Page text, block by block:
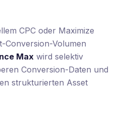
CPC oder Maximize
Conversion-Volumen
Max wird selektiv
Conversion-Daten und
strukturierten Asset